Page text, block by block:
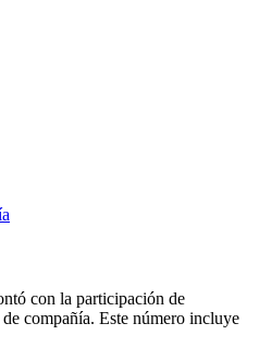
con la participación de
compañía. Este número incluye